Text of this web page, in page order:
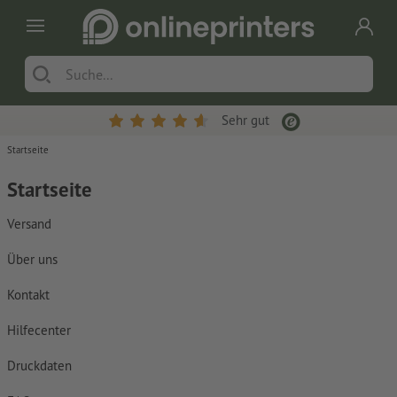
Sehr gut
Startseite
Startseite
Versand
Über uns
Kontakt
Hilfecenter
Druckdaten